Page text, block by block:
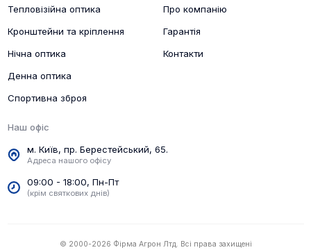
Тепловізійна оптика
Кронштейни та кріплення
Нічна оптика
Денна оптика
Спортивна зброя
Про компанію
Гарантія
Контакти
Наш офіс
м. Київ, пр. Берестейський, 65.
Адреса нашого офісу
09:00 - 18:00, Пн-Пт
(крім святкових днів)
© 2000-2026 Фірма Агрон Лтд. Всі права захищені